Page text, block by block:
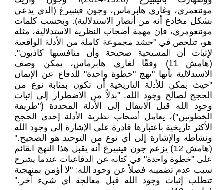
مونتغمري، وغاري هابرماس، وجون فينبيرغ (الذي يدعي
بشكل مخادع أنه من أنصار الاستدلالية). وبحسب كلمات
مونتغومري، فإن مهمة أصحاب النظرية الاستدلالية، مثله
هو، تتلخص في "حشد مجموعة كاملة من الأدلة الواقعية
لإثبات أن المسيحية صحيحة وأن منافسيها كاذبون".
(هامش 11) وفقًا لغاري هابرماس، يمكن وصف
الاستدلالية بأنها "نهج "خطوة واحدة" للدفاع عن الإيمان
"حيث يمكن للأدلة التاريخية أن تكون بمثابة نوع من
الحجج لصالح وجود الله. "بدلاً من الاضطرار إلى إثبات
وجود الله قبل الانتقال إلى الأدلة المحددة ("طريقة
الخطوتين")، يعامل أصحاب نظرية الأدلة إحدى الحجج
الأكثر تاريخية باعتبارها قادرة على الإشارة إلى وجود الله
ونشاطه والإشارة إلى أي نوع من التوحيد هو الصحيح."
(هامش 12) يزعم جون فينبيرغ أنه يقبل هذا النهج القائم
على "خطوة واحدة" في كتابه عن الدفاعيات عندما يشرح
سبب عدم تضمينه فصلاً عن وجود الله: "لا أؤمن بمنهجية
تتطلب إثبات وجود الله قبل معالجة أي شيء آخر."